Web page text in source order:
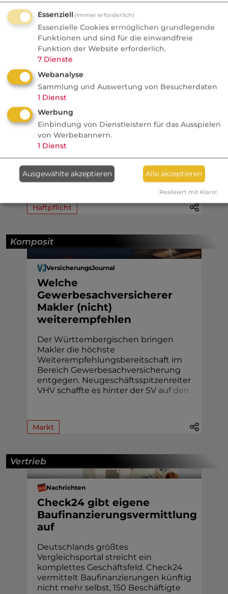
VersicherungsJournal
Über diese Autoversicherer
ärgern sich Kunden am
häufigsten
Die Württembergische bei den Kfz-
Filialversicherern und die Cosmos bei
den Direktversicherern weisen den
niedrigsten Anteil an Kunden mit
negativen Erfahrungen auf. Einen
vergleichsweise hoh
nteil ...
Haftpflicht
Komposit
VersicherungsJournal
Welche
Gewerbesachversicherer
Makler (nicht)
weiterempfehlen
Der Württembergischen bringen
Makler die höchste
Weiterempfehlungsbereitschaft im
Bereich Gewerbesachversicherung
entgegen. Neugeschäftsspitzenreiter
VHV schaffte es hinter der SV auf den
Markt
Vertrieb
Nachrichten
Check24 gibt eigene
Baufinanzierungsvermittlung
auf
Deutschlands größtes
Vergleichsportal streicht ein
komplettes Geschäftsfeld. Check24
vermittelt Baufinanzierungen künftig
nicht mehr selbst, 150 Beschäftigte
Essenziell (immer erforderlich)
Essenzielle Cookies ermöglichen grundlegende
Funktionen und sind für die einwandfreie
Funktion der Website erforderlich.
7 Dienste
Webanalyse
Sammlung und Auswertung von Besucherdaten
1 Dienst
Werbung
Einbindung von Dienstleistern für das Ausspielen
von Werbebannern.
1 Dienst
Ausgewählte akzeptieren Alle akzeptieren
Realisiert mit Klaro!